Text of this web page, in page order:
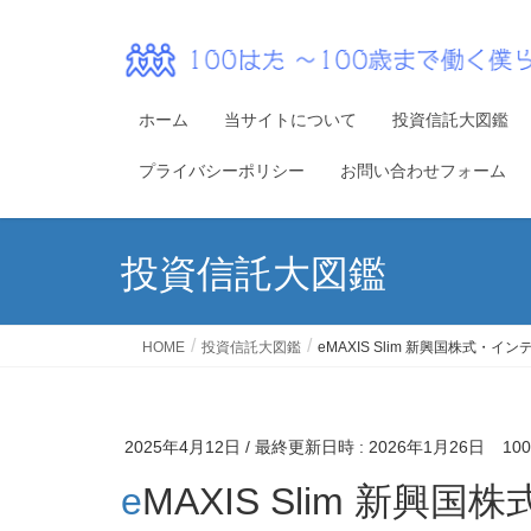
ホーム 当サイトについて 投資信託大図鑑
プライバシーポリシー お問い合わせフォーム
投資信託大図鑑
HOME 投資信託大図鑑 eMAXIS Slim 新興国株式・イン
2025年4月12日 / 最終更新日時 : 2026年1月26日
eMAXIS Slim 新興国